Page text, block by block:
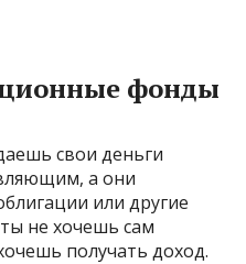
фонды
свои деньги
а они
или другие
не хочешь сам
получать доход.